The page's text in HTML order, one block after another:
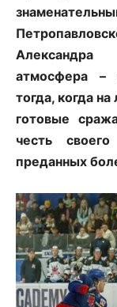
Александра
атмосфера –
тогда, когда
готовые
честь
преданных